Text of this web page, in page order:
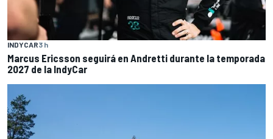
INDYCAR3 h
Marcus Ericsson seguirá en Andretti durante la temporada
2027 de la IndyCar